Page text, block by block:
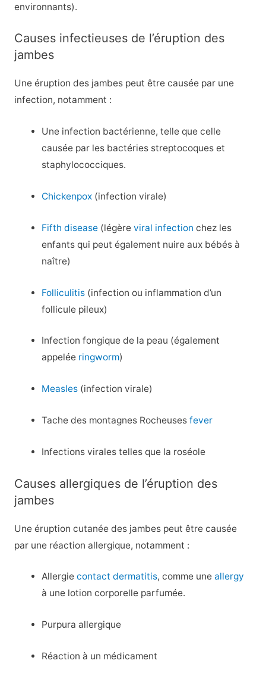
environnants).
Causes infectieuses de l’éruption des
jambes
Une éruption des jambes peut être causée par une
infection, notamment :
Une infection bactérienne, telle que celle
causée par les bactéries streptocoques et
staphylococciques.
Chickenpox (infection virale)
Fifth disease (légèreviral infection chez les
enfants qui peut également nuire aux bébés à
naître)
Folliculitis (infection ou inflammation d’un
follicule pileux)
Infection fongique de la peau (également
appelée ringworm)
Measles (infection virale)
Tache des montagnes Rocheusesfever
Infections virales telles que la roséole
Causes allergiques de l’éruption des
jambes
Une éruption cutanée des jambes peut être causée
par une réaction allergique, notamment :
Allergiecontact dermatitis, comme uneallergy
à une lotion corporelle parfumée.
Purpura allergique
Réaction à un médicament